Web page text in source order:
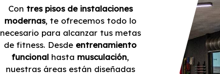
Con tres pisos de instalaciones
modernas, te ofrecemos todo lo
necesario para alcanzar tus metas
de fitness. Desde entrenamiento
funcional hasta musculación,
nuestras áreas están diseñadas